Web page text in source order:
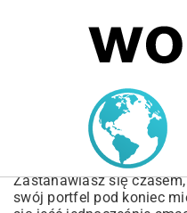
MARIUSZ ŁAMAGA 05.10.2025
Tanie i zdrowe
dania | Jak
smacznie i
Zastanawiasz się
swój portfel pod koniec